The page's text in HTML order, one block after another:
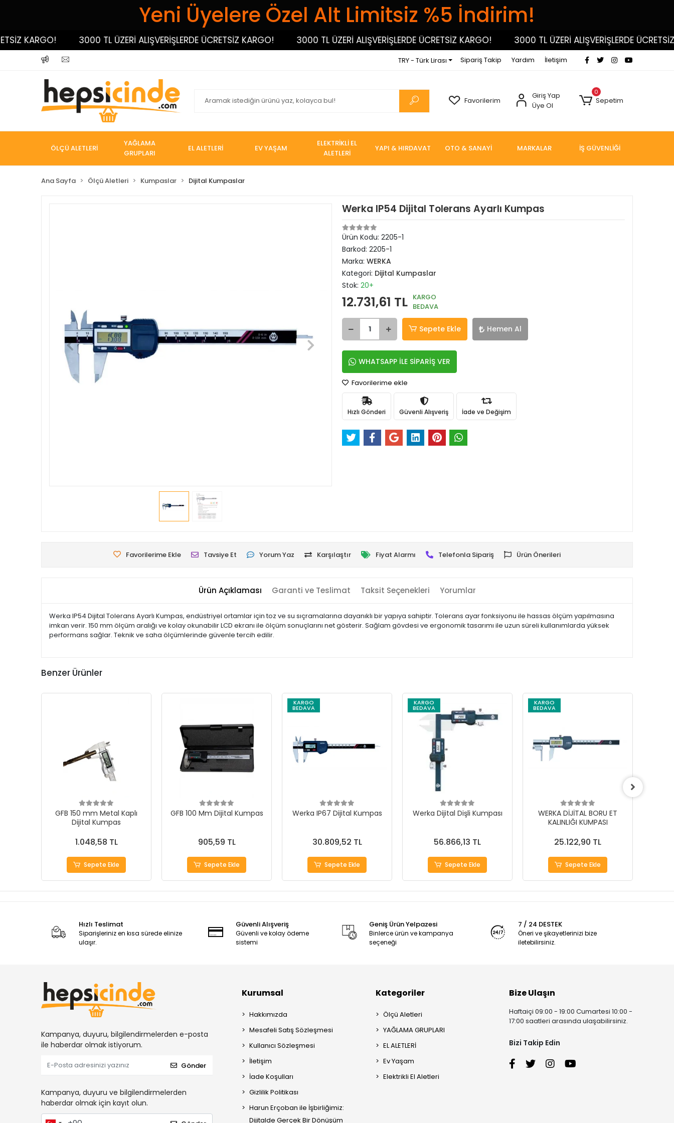
Yeni Üyelere Özel Alt Limitsiz %5 İndirim!
KARGO! 3000 TL ÜZERİ ALIŞVERİŞLERDE ÜCRETSİZ KARGO! 3000 TL ÜZERİ ALIŞVERİŞLERDE ÜCRETSİZ KARGO! 3000 TL ÜZERİ ALIŞVERİŞLERDE ÜCRETSİZ
TRY - Türk Lirası Sipariş Takip Yardım İletişim
Favorilerim
Giriş Yap
Üye Ol
0
Sepetim
ÖLÇÜ ALETLERİ
YAĞLAMA
GRUPLARI
EL ALETLERİ EV YAŞAM
ELEKTRİKLİ EL
ALETLERİ
YAPI & HIRDAVAT OTO & SANAYİ MARKALAR İŞ GÜVENLİĞİ
Ana Sayfa Ölçü Aletleri Kumpaslar Dijital Kumpaslar
Werka IP54 Dijital Tolerans Ayarlı Kumpas
Ürün Kodu: 2205-1
Barkod: 2205-1
Marka: WERKA
Kategori: Dijital Kumpaslar
Stok: 20+
12.731,61 TL KARGO
BEDAVA
Sepete Ekle Hemen Al
WHATSAPP İLE SİPARİŞ VER
Favorilerime ekle
Hızlı Gönderi Güvenli Alışveriş İade ve Değişim
Favorilerime Ekle Tavsiye Et Yorum Yaz Karşılaştır Fiyat Alarmı Telefonla Sipariş Ürün Önerileri
Ürün Açıklaması Garanti ve Teslimat Taksit Seçenekleri Yorumlar
Werka IP54 Dijital Tolerans Ayarlı Kumpas, endüstriyel ortamlar için toz ve su sıçramalarına dayanıklı bir yapıya sahiptir. Tolerans ayar fonksiyonu ile hassas ölçüm yapılmasına
imkan verir. 150 mm ölçüm aralığı ve kolay okunabilir LCD ekranı ile ölçüm sonuçlarını net gösterir. Sağlam gövdesi ve ergonomik tasarımı ile uzun süreli kullanımlarda yüksek
performans sağlar. Teknik ve saha ölçümlerinde güvenle tercih edilir.
Benzer Ürünler
GFB 150 mm Metal Kaplı
Dijital Kumpas
1.048,58 TL
Sepete Ekle
GFB 100 Mm Dijital Kumpas
905,59 TL
Sepete Ekle
KARGO
BEDAVA
Werka IP67 Dijital Kumpas
30.809,52 TL
Sepete Ekle
KARGO
BEDAVA
Werka Dijital Dişli Kumpası
56.866,13 TL
Sepete Ekle
KARGO
BEDAVA
WERKA DİJİTAL BORU ET
KALINLIĞI KUMPASI
25.122,90 TL
Sepete Ekle
Hızlı Teslimat
Siparişleriniz en kısa sürede elinize
ulaşır.
Güvenli Alışveriş
Güvenli ve kolay ödeme
sistemi
Geniş Ürün Yelpazesi
Binlerce ürün ve kampanya
seçeneği
7 / 24 DESTEK
Öneri ve şikayetlerinizi bize
iletebilirsiniz.
Kampanya, duyuru, bilgilendirmelerden e-posta
ile haberdar olmak istiyorum.
Gönder
Kampanya, duyuru ve bilgilendirmelerden
haberdar olmak için kayıt olun.
Kurumsal
Hakkımızda
Mesafeli Satış Sözleşmesi
Kullanıcı Sözleşmesi
İletişim
İade Koşulları
Gizlilik Politikası
Harun Erçoban ile İşbirliğimiz:
Dijitalde Gerçek Bir Dönüşüm
Kategoriler
Ölçü Aletleri
YAĞLAMA GRUPLARI
EL ALETLERİ
Ev Yaşam
Elektrikli El Aletleri
Bize Ulaşın
Haftaiçi 09:00 - 19:00 Cumartesi 10:00 -
17:00 saatleri arasında ulaşabilirsiniz.
Bizi Takip Edin